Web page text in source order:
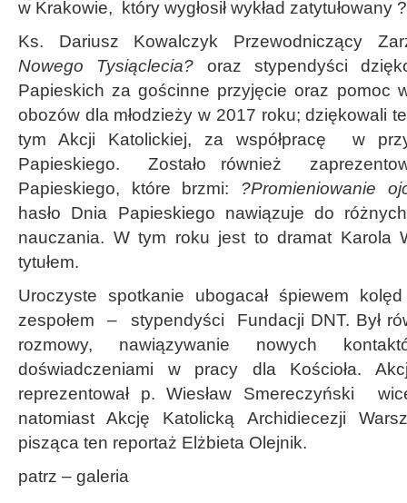
w Krakowie, który wygłosił wykład zatytułowany ?
Ks. Dariusz Kowalczyk Przewodniczący
Nowego Tysiąclecia? oraz stypendyści
Papieskich za gościnne przyjęcie oraz pomoc
obozów dla młodzieży w 2017 roku; dziękowali
tym Akcji Katolickiej, za współpracę w
Papieskiego. Zostało również
Papieskiego, które brzmi: ?Promieniowanie
hasło Dnia Papieskiego nawiązuje do
nauczania. W tym roku jest to dramat Karola
tytułem.
Uroczyste spotkanie ubogacał śpiewem
zespołem – stypendyści Fundacji DNT. Był
rozmowy, nawiązywanie nowych
doświadczeniami w pracy dla Kościoła.
reprezentował p. Wiesław Smereczyński
natomiast Akcję Katolicką Archidiecezji
pisząca ten reportaż Elżbieta Olejnik.
patrz – galeria